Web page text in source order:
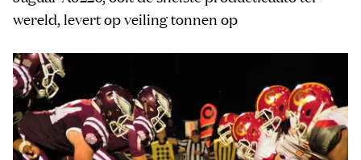
wereld, levert op veiling tonnen op